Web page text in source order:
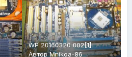
WP 20160320 002[1]
АвторMnikoa-86